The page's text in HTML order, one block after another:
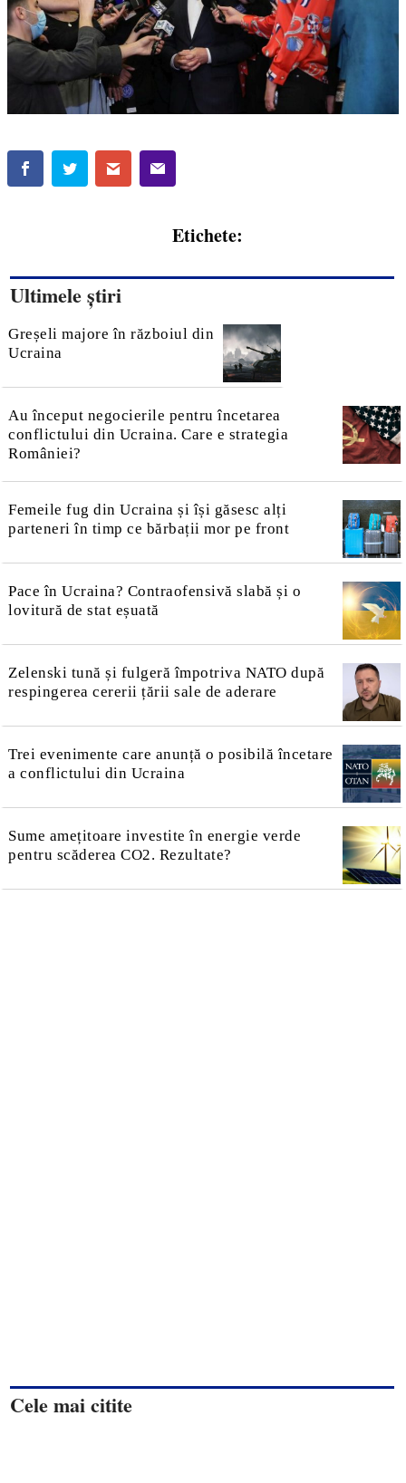
Etichete:
Ultimele știri
Greșeli majore în războiul din
Ucraina
Au început negocierile pentru încetarea
conflictului din Ucraina. Care e strategia
României?
Femeile fug din Ucraina și își găsesc alți
parteneri în timp ce bărbații mor pe front
Pace în Ucraina? Contraofensivă slabă și o
lovitură de stat eșuată
Zelenski tună și fulgeră împotriva NATO după
respingerea cererii țării sale de aderare
Trei evenimente care anunță o posibilă încetare
a conflictului din Ucraina
Sume amețitoare investite în energie verde
pentru scăderea CO2. Rezultate?
Cele mai citite